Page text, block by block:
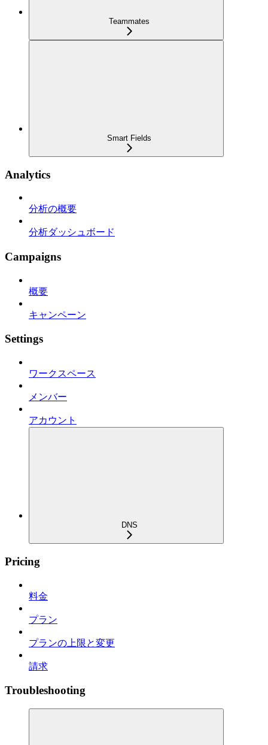
Teammates
Smart Fields
Analytics
分析の概要
分析ダッシュボード
Campaigns
概要
キャンペーン
Settings
ワークスペース
メンバー
アカウント
DNS
Pricing
料金
プラン
プランの上限と変更
請求
Troubleshooting